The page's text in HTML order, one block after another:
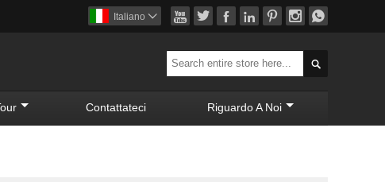
      
Italiano 

Contattateci Riguardo A Noi